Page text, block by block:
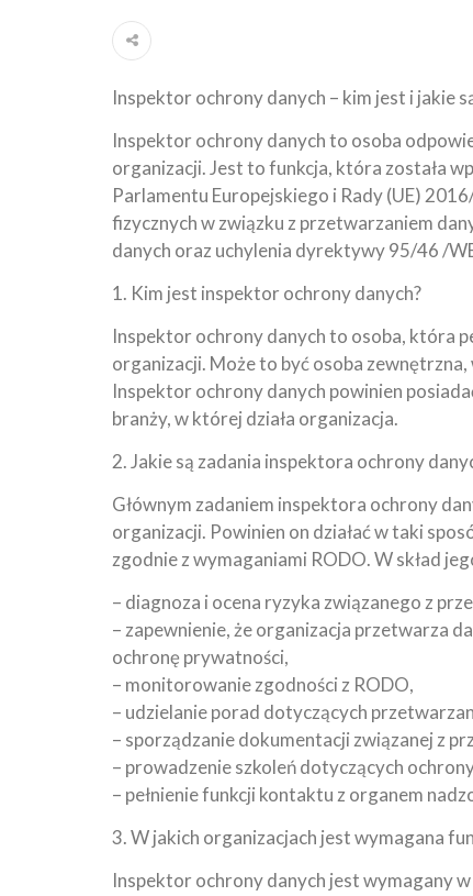
Inspektor ochrony danych – kim jest i jakie
Inspektor ochrony danych to osoba
organizacji. Jest to funkcja, która została
Parlamentu Europejskiego i Rady (UE)
fizycznych w związku z przetwarzaniem
danych oraz uchylenia dyrektywy 95/46 /
1. Kim jest inspektor ochrony danych?
Inspektor ochrony danych to osoba, która
organizacji. Może to być osoba
Inspektor ochrony danych powinien
branży, w której działa organizacja.
2. Jakie są zadania inspektora ochrony
Głównym zadaniem inspektora ochrony
organizacji. Powinien on działać w taki
zgodnie z wymaganiami RODO. W skład
– diagnoza i ocena ryzyka związanego z
– zapewnienie, że organizacja przetwarza
ochronę prywatności,
– monitorowanie zgodności z RODO,
– udzielanie porad dotyczących
– sporządzanie dokumentacji związanej z
– prowadzenie szkoleń dotyczących
– pełnienie funkcji kontaktu z organem
3. W jakich organizacjach jest wymagana
Inspektor ochrony danych jest wymagany